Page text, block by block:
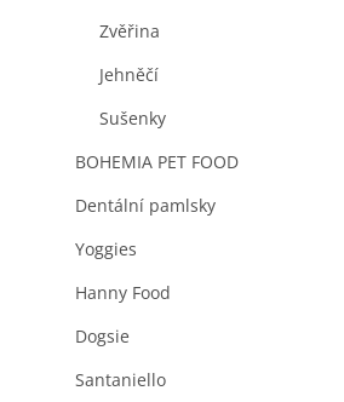
Zvěřina
Jehněčí
Sušenky
BOHEMIA PET FOOD
Dentální pamlsky
Yoggies
Hanny Food
Dogsie
Santaniello